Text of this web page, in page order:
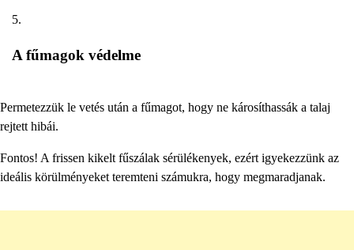
A fűmagok védelme
Permetezzük le vetés után a fűmagot, hogy ne károsíthassák a talaj
rejtett hibái.
Fontos! A frissen kikelt fűszálak sérülékenyek, ezért igyekezzünk az
ideális körülményeket teremteni számukra, hogy megmaradjanak.